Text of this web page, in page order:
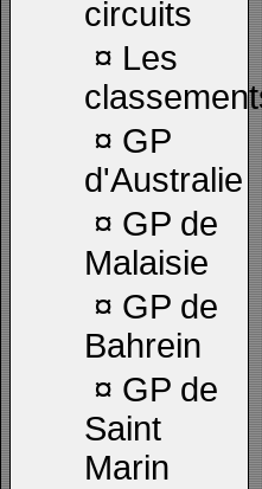
circuits
¤ Les
¤ GP
d'Australie
¤ GP de
Malaisie
¤ GP de
Bahrein
¤ GP de
Saint
Marin